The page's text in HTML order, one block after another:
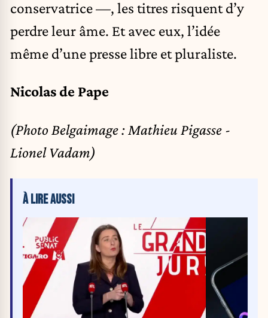
conservatrice —, les titres risquent d’y
perdre leur âme. Et avec eux, l’idée
même d’une presse libre et pluraliste.
Nicolas de Pape
(Photo Belgaimage : Mathieu Pigasse -
Lionel Vadam)
À LIRE AUSSI